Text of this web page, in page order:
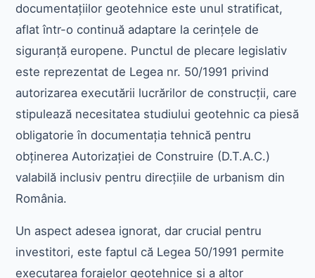
documentațiilor geotehnice este unul stratificat,
aflat într-o continuă adaptare la cerințele de
siguranță europene. Punctul de plecare legislativ
este reprezentat de Legea nr. 50/1991 privind
autorizarea executării lucrărilor de construcții, care
stipulează necesitatea studiului geotehnic ca piesă
obligatorie în documentația tehnică pentru
obținerea Autorizației de Construire (D.T.A.C.)
valabilă inclusiv pentru direcțiile de urbanism din
România.
Un aspect adesea ignorat, dar crucial pentru
investitori, este faptul că Legea 50/1991 permite
executarea forajelor geotehnice și a altor